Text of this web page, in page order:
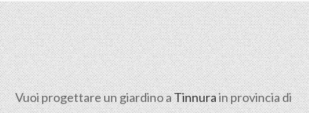
Vuoi progettare un giardino aTinnurain provincia di